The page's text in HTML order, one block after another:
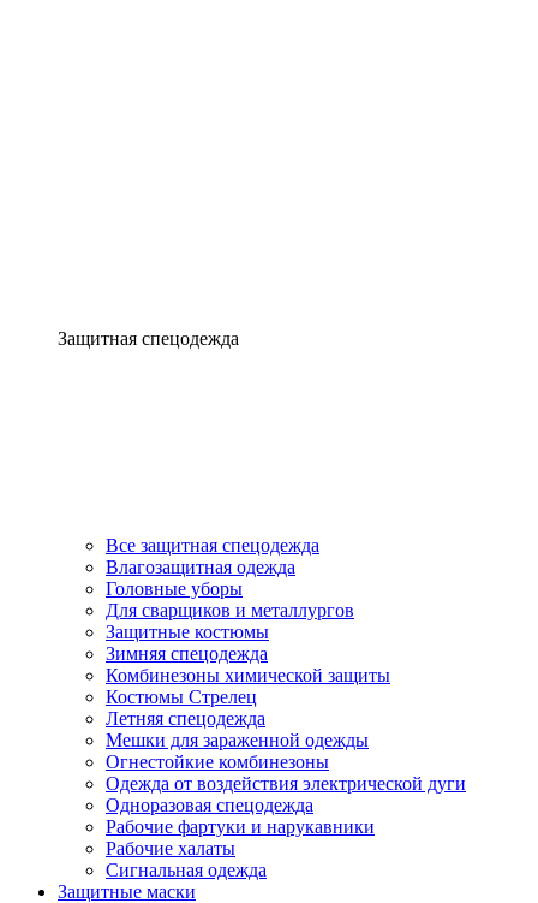
Защитная спецодежда
Все защитная спецодежда
Влагозащитная одежда
Головные уборы
Для сварщиков и металлургов
Защитные костюмы
Зимняя спецодежда
Комбинезоны химической защиты
Костюмы Стрелец
Летняя спецодежда
Мешки для зараженной одежды
Огнестойкие комбинезоны
Одежда от воздействия электрической дуги
Одноразовая спецодежда
Рабочие фартуки и нарукавники
Рабочие халаты
Сигнальная одежда
Защитные маски